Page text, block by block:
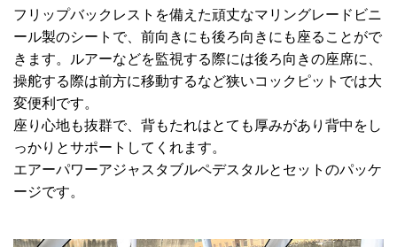
フリップバックレストを備えた頑丈なマリングレードビニ
ール製のシートで、前向きにも後ろ向きにも座ることがで
きます。ルアーなどを監視する際には後ろ向きの座席に、
操舵する際は前方に移動するなど狭いコックピットでは大
変便利です。
座り心地も抜群で、背もたれはとても厚みがあり背中をし
っかりとサポートしてくれます。
エアーパワーアジャスタブルペデスタルとセットのパッケ
ージです。